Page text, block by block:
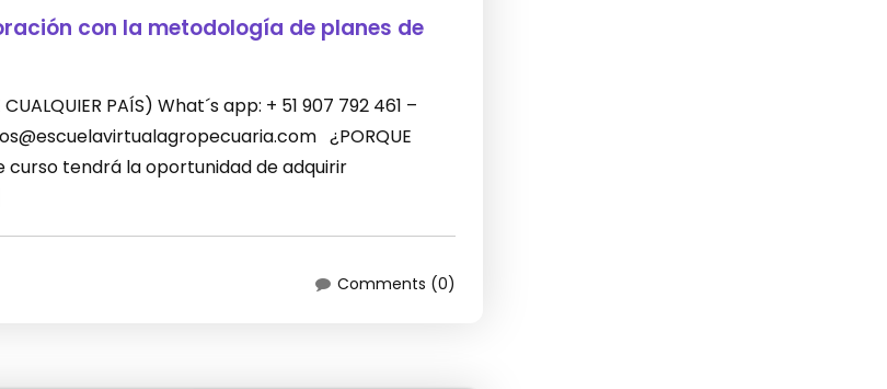
con la metodología de planes de
PAÍS) What´s app: + 51 907 792 461 –
¿PORQUE
curso tendrá la oportunidad de adquirir
Comments (0)